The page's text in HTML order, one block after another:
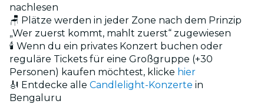
nachlesen
🪑 Plätze werden in jeder Zone nach dem Prinzip
„Wer zuerst kommt, mahlt zuerst“ zugewiesen
🕯️ Wenn du ein privates Konzert buchen oder
reguläre Tickets für eine Großgruppe (+30
Personen) kaufen möchtest, klicke hier
🎻 Entdecke alle Candlelight-Konzerte in
Bengaluru